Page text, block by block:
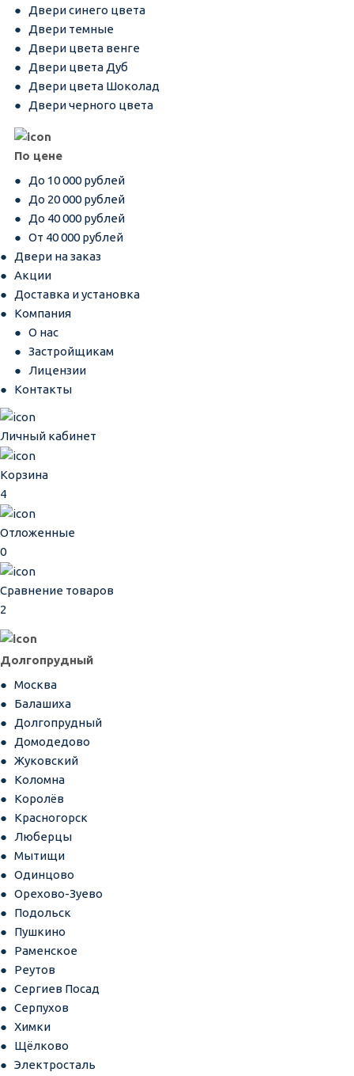
Двери синего цвета
Двери темные
Двери цвета венге
Двери цвета Дуб
Двери цвета Шоколад
Двери черного цвета
По цене
До 10 000 рублей
До 20 000 рублей
До 40 000 рублей
От 40 000 рублей
Двери на заказ
Акции
Доставка и установка
Компания
О нас
Застройщикам
Лицензии
Контакты
Личный кабинет
Корзина
4
Отложенные
0
Сравнение товаров
2
Долгопрудный
Москва
Балашиха
Долгопрудный
Домодедово
Жуковский
Коломна
Королёв
Красногорск
Люберцы
Мытищи
Одинцово
Орехово-Зуево
Подольск
Пушкино
Раменское
Реутов
Сергиев Посад
Серпухов
Химки
Щёлково
Электросталь